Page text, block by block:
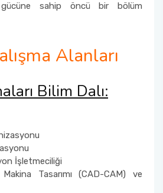
sahip öncü bir bölüm
Alanları
Bilim Dalı:
İşletmeciliği
Tasarımı (CAD-CAM) ve